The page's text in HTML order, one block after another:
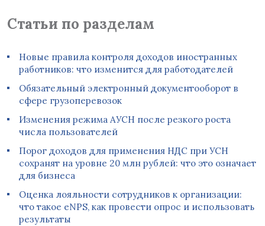
Статьи по разделам
Новые правила контроля доходов иностранных
работников: что изменится для работодателей
Обязательный электронный документооборот в
сфере грузоперевозок
Изменения режима АУСН после резкого роста
числа пользователей
Порог доходов для применения НДС при УСН
сохранят на уровне 20 млн рублей: что это означает
для бизнеса
Оценка лояльности сотрудников к организации:
что такое eNPS, как провести опрос и использовать
результаты